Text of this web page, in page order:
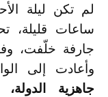
لم تكن ليلة
ساعات قليلة،
وأعادت إلى
جاهزية